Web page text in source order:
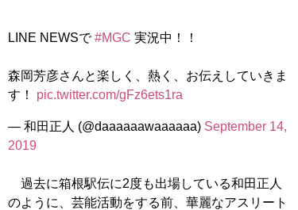
LINE NEWSで#MGC 実況中！！
森岡芳彦さんと楽しく、熱く、お伝えしていきま
す！ pic.twitter.com/gFz6ets1ra
— 和田正人 (@daaaaaawaaaaaa) September 14,
2019
過去に箱根駅伝に2度も出場している和田正人
のように、芸能活動をする前、華麗なアスリート